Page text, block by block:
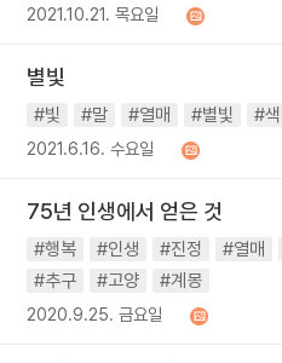
2021.10.21. 목요일
별빛
#빛 #말 #열매 #별빛 #색
2021.6.16. 수요일
75년 인생에서 얻은 것
#행복 #인생 #진정 #열매
#추구
#고양 #계몽
2020.9.25. 금요일